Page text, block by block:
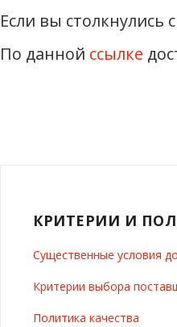
Если вы
По данной ссылке
КРИТЕРИИ И
Существенные условия
Критерии выбора
Политика качества